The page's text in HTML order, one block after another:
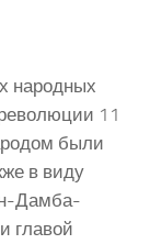
народных
11
были
в виду
Дамба-
главой